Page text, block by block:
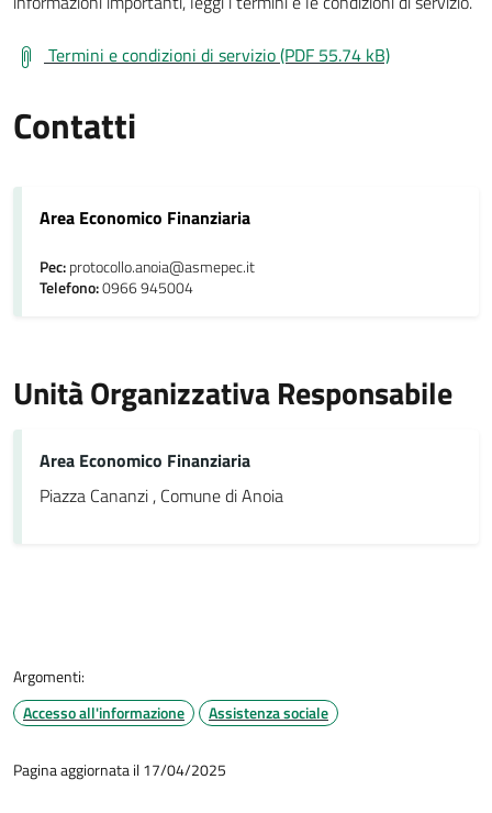
Termini e condizioni di servizio (PDF 55.74 kB)
Contatti
Area Economico Finanziaria
Pec:protocollo.anoia@asmepec.it
Telefono:0966 945004
Unità Organizzativa Responsabile
Area Economico Finanziaria
Piazza Cananzi , Comune di Anoia
Argomenti:
Accesso all'informazione
Assistenza sociale
Pagina aggiornata il 17/04/2025